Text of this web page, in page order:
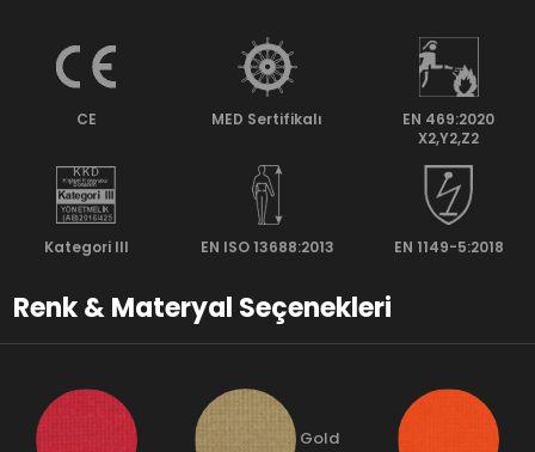
CE MED Sertifikalı
EN 469:2020
X2,Y2,Z2
Kategori lll EN ISO 13688:2013 EN 1149-5:2018
Renk & Materyal Seçenekleri
Gold